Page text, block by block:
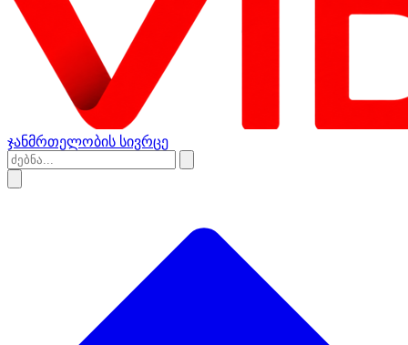
ჯანმრთელობის სივრცე